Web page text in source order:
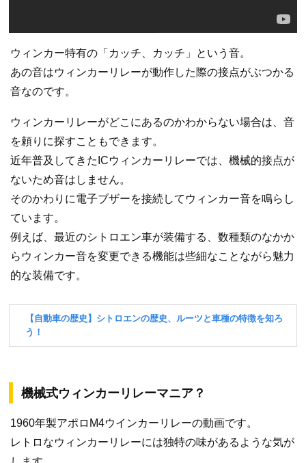
ウィンカー特有の「カッチ、カッチ」という音。
あの音はウィンカーリレーが動作した際の接点がぶつかる
音なのです。
ウィンカーリレーがどこにあるのかわからない場合は、音
を頼りに探すこともできます。
近年普及してきたICウィンカーリレーでは、機械的接点が
ないため音はしません。
そのかわりに電子ブザーを接続してウィンカー音を鳴らし
ています。
例えば、最近のシトロエン車が装備する、数種類のなかか
らウィンカー音を変更できる機能は些細なことながら魅力
的な装備です。
機械式ウィンカーリレーマニア？
1960年製アポロM4ウインカーリレーの動画です。
レトロなウィンカーリレーには独特の味があるような気が